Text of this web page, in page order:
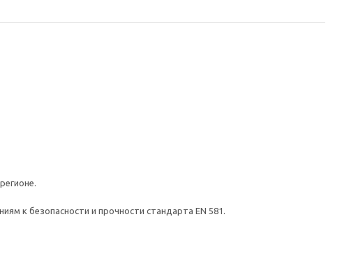
к безопасности и прочности стандарта EN 581.